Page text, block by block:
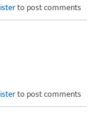
to post comments
to post comments